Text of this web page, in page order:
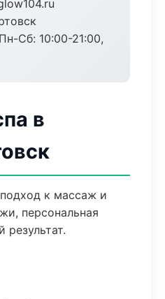
Пн-Сб: 10:00-21:00,
в
к массаж и
персональная